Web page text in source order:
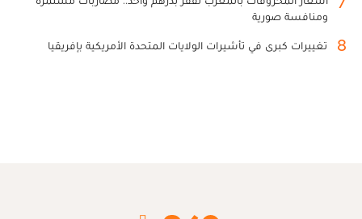
ومنافسة صورية
8 تغييرات كبرى في تأشيرات الولايات المتحدة الأمريكية بإفريقيا